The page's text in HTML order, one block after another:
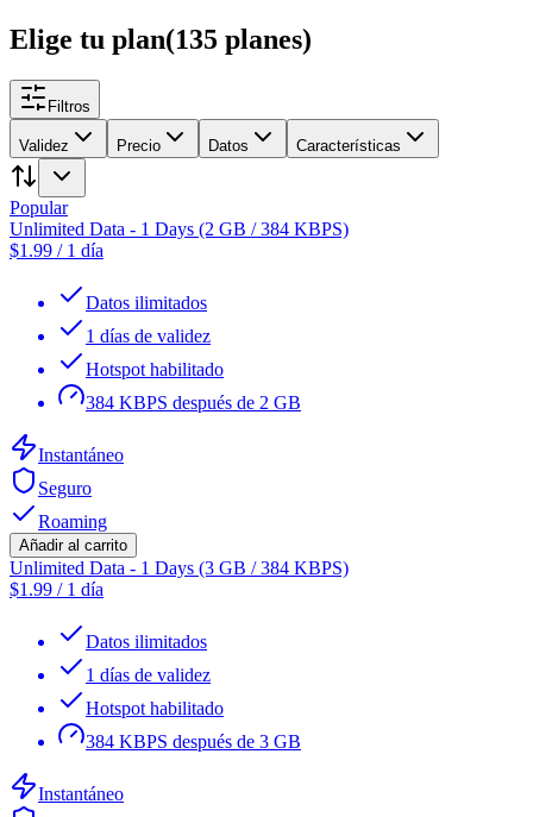
Elige tu plan(135 planes)
Filtros
Validez Precio Datos Características
Popular
Unlimited Data - 1 Days (2 GB / 384 KBPS)
$1.99 / 1 día
Datos ilimitados
1 días de validez
Hotspot habilitado
384 KBPS después de 2 GB
Instantáneo
Seguro
Roaming
Añadir al carrito
Unlimited Data - 1 Days (3 GB / 384 KBPS)
$1.99 / 1 día
Datos ilimitados
1 días de validez
Hotspot habilitado
384 KBPS después de 3 GB
Instantáneo